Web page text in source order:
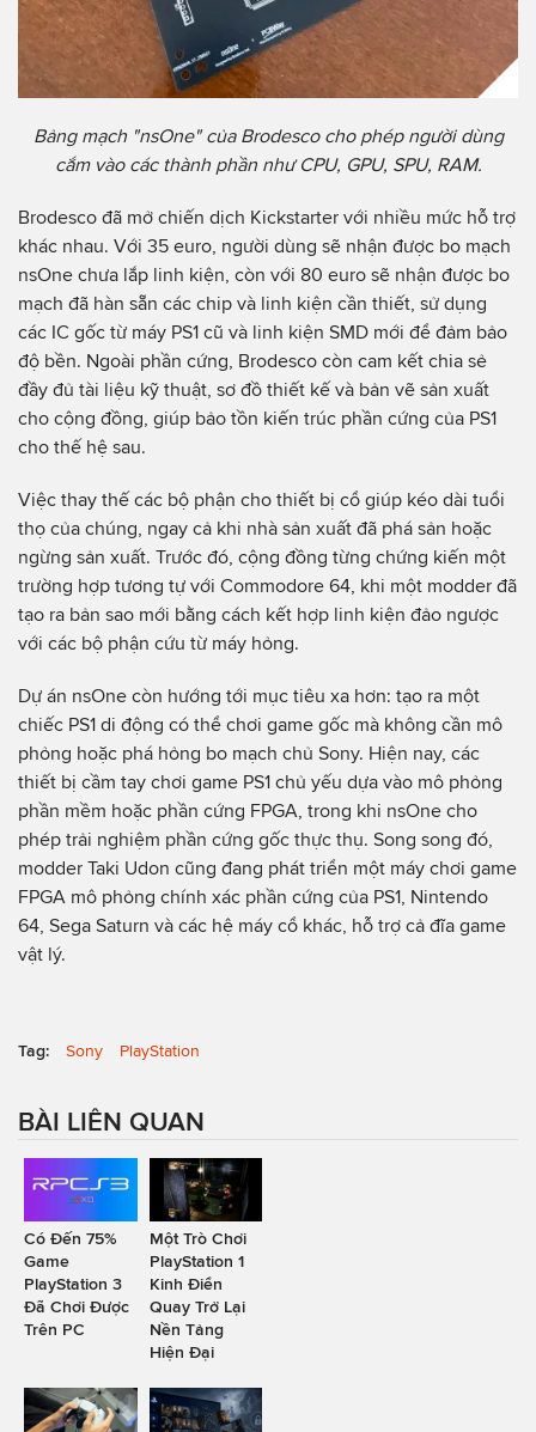
Bảng mạch "nsOne" của Brodesco cho phép người dùng
cắm vào các thành phần như CPU, GPU, SPU, RAM.
Brodesco đã mở chiến dịch Kickstarter với nhiều mức hỗ trợ
khác nhau. Với 35 euro, người dùng sẽ nhận được bo mạch
nsOne chưa lắp linh kiện, còn với 80 euro sẽ nhận được bo
mạch đã hàn sẵn các chip và linh kiện cần thiết, sử dụng
các IC gốc từ máy PS1 cũ và linh kiện SMD mới để đảm bảo
độ bền. Ngoài phần cứng, Brodesco còn cam kết chia sẻ
đầy đủ tài liệu kỹ thuật, sơ đồ thiết kế và bản vẽ sản xuất
cho cộng đồng, giúp bảo tồn kiến trúc phần cứng của PS1
cho thế hệ sau.
Việc thay thế các bộ phận cho thiết bị cổ giúp kéo dài tuổi
thọ của chúng, ngay cả khi nhà sản xuất đã phá sản hoặc
ngừng sản xuất. Trước đó, cộng đồng từng chứng kiến một
trường hợp tương tự với Commodore 64, khi một modder đã
tạo ra bản sao mới bằng cách kết hợp linh kiện đảo ngược
với các bộ phận cứu từ máy hỏng.
Dự án nsOne còn hướng tới mục tiêu xa hơn: tạo ra một
chiếc PS1 di động có thể chơi game gốc mà không cần mô
phỏng hoặc phá hỏng bo mạch chủ Sony. Hiện nay, các
thiết bị cầm tay chơi game PS1 chủ yếu dựa vào mô phỏng
phần mềm hoặc phần cứng FPGA, trong khi nsOne cho
phép trải nghiệm phần cứng gốc thực thụ. Song song đó,
modder Taki Udon cũng đang phát triển một máy chơi game
FPGA mô phỏng chính xác phần cứng của PS1, Nintendo
64, Sega Saturn và các hệ máy cổ khác, hỗ trợ cả đĩa game
vật lý.
Tag: Sony PlayStation
BÀI LIÊN QUAN
Có Đến 75%
Game
PlayStation 3
Đã Chơi Được
Trên PC
Một Trò Chơi
PlayStation 1
Kinh Điển
Quay Trở Lại
Nền Tảng
Hiện Đại